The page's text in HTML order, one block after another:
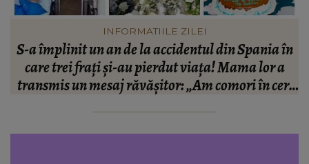
INFORMATIILE ZILEI
S-a împlinit un an de la accidentul din Spania în
care trei frați și-au pierdut viața! Mama lor a
transmis un mesaj răvășitor: „Am comori în cer,